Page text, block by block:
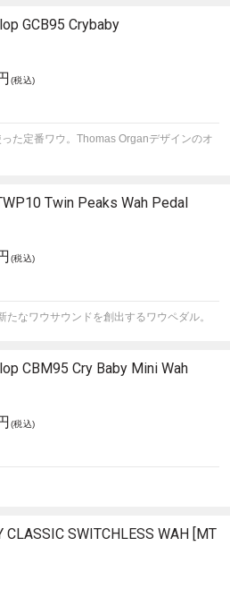
GCB95 Crybaby
(税込)
た定番ワウ。Thomas Organデザインのオ
Twin Peaks Wah Pedal
(税込)
なワウサウンドを創出するワウペダル。
CBM95 Cry Baby Mini Wah
(税込)
CLASSIC SWITCHLESS WAH [MT